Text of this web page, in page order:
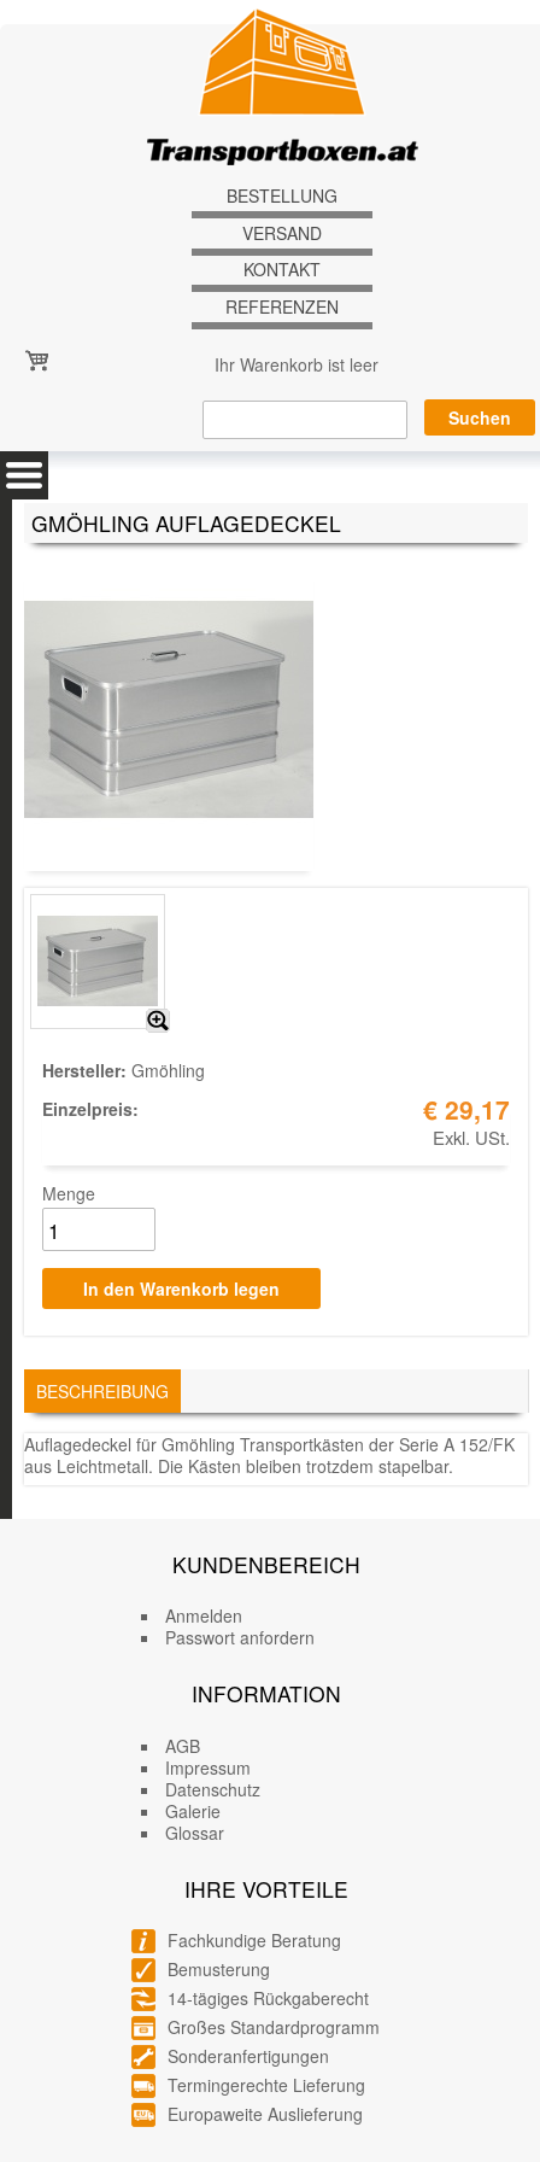
BESTELLUNG
VERSAND
KONTAKT
REFERENZEN
Ihr Warenkorb ist leer
GMÖHLING AUFLAGEDECKEL
Hersteller: Gmöhling
Einzelpreis:
€ 29,17
Exkl. USt.
Menge
TABS
BESCHREIBUNG
REITER)
Auflagedeckel für Gmöhling Transportkästen der Serie A 152/FK
aus Leichtmetall. Die Kästen bleiben trotzdem stapelbar.
KUNDENBEREICH
Anmelden
Passwort anfordern
INFORMATION
AGB
Impressum
Datenschutz
Galerie
Glossar
IHRE VORTEILE
Fachkundige Beratung
Bemusterung
14-tägiges Rückgaberecht
Großes Standardprogramm
Sonderanfertigungen
Termingerechte Lieferung
Europaweite Auslieferung